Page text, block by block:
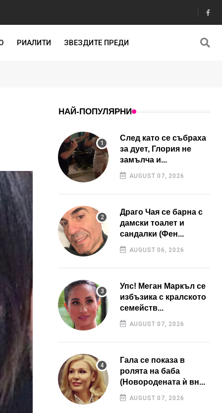
РИАЛИТИ ЗВЕЗДИТЕ ПРЕДИ
НАЙ-ПОПУЛЯРНИ
След като се събраха
за дует, Глория не
замълча и...
AUGUST 07, 2026
Драго Чая се барна с
дамски тоалет и
сандалки (Фен...
AUGUST 06, 2026
Упс! Меган Маркъл се
избъзика с кралското
семейств...
AUGUST 07, 2026
Гала се показа в
ролята на баба
(Новородената ѝ вн...
AUGUST 07, 2026